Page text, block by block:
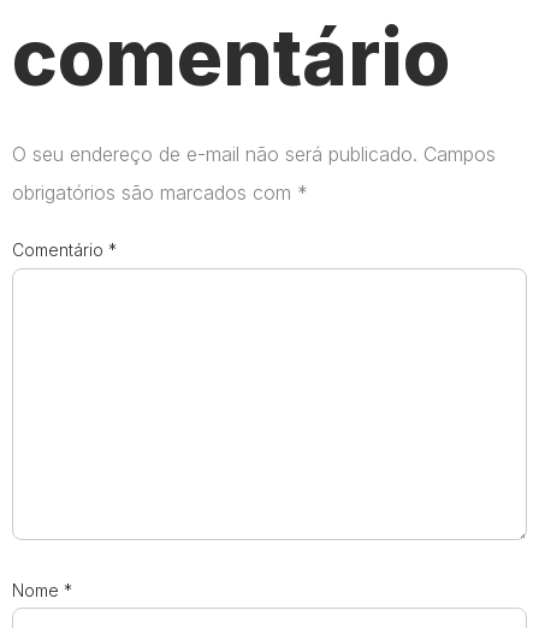
comentário
O seu endereço de e-mail não será publicado. Campos
obrigatórios são marcados com *
Comentário *
Nome *